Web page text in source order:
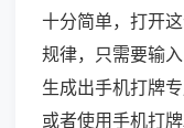
十分简单，打开
规律，只需要输
生成出手机打牌
或者使用手机打